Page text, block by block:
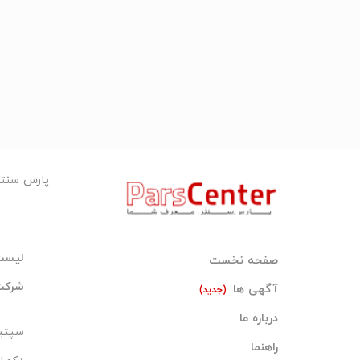
صفحه نخست
آگهی ها
(جدید)
درباره ما
راهنما
پارس